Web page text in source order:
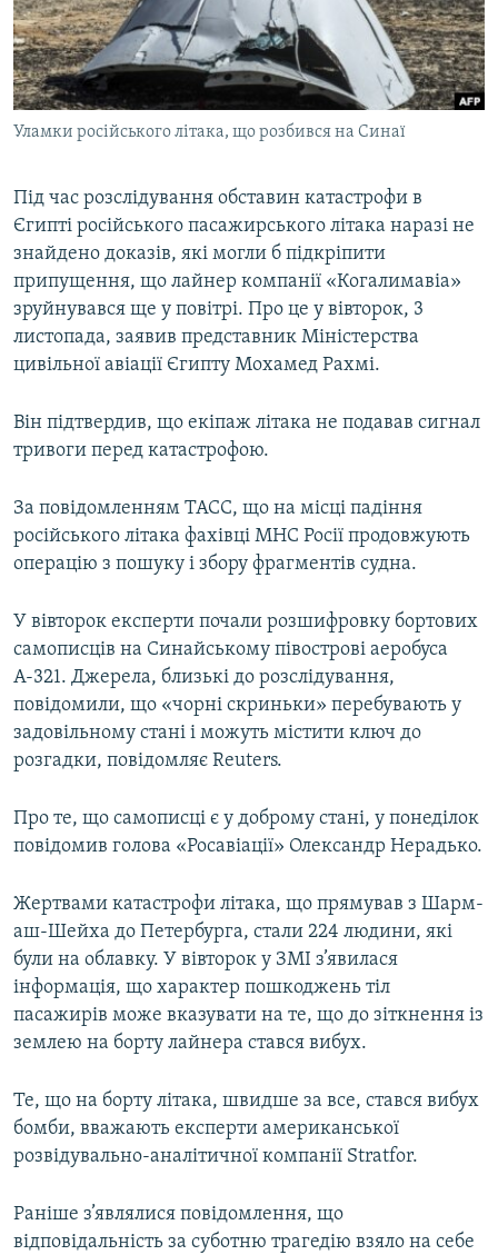
ВІДЕОУРОКИ «ELIFBE»
СВІДЧЕННЯ ОКУПАЦІЇ
УКРАЇНСЬКА ПРОБЛЕМА КРИМУ
ІНФОГРАФІКА
Русский
Qırımtatar
ДОЛУЧАЙСЯ!
Усі сайти RFE/RL
Уламки російського літака, що розбився на Синаї
Під час розслідування обставин катастрофи в
Єгипті російського пасажирського літака наразі не
знайдено доказів, які могли б підкріпити
припущення, що лайнер компанії «Когалимавіа»
зруйнувався ще у повітрі. Про це у вівторок, 3
листопада, заявив представник Міністерства
цивільної авіації Єгипту Мохамед Рахмі.
Він підтвердив, що екіпаж літака не подавав сигнал
тривоги перед катастрофою.
За повідомленням ТАСС, що на місці падіння
російського літака фахівці МНС Росії продовжують
операцію з пошуку і збору фрагментів судна.
У вівторок експерти почали розшифровку бортових
самописців на Синайському півострові аеробуса
А-321. Джерела, близькі до розслідування,
повідомили, що «чорні скриньки» перебувають у
задовільному стані і можуть містити ключ до
розгадки, повідомляє Reuters.
Про те, що самописці є у доброму стані, у понеділок
повідомив голова «Росавіації» Олександр Нерадько.
Жертвами катастрофи літака, що прямував з Шарм-
аш-Шейха до Петербурга, стали 224 людини, які
були на облавку. У вівторок у ЗМІ з’явилася
інформація, що характер пошкоджень тіл
пасажирів може вказувати на те, що до зіткнення із
землею на борту лайнера стався вибух.
Те, що на борту літака, швидше за все, стався вибух
бомби, вважають експерти американської
розвідувально-аналітичної компанії Stratfor.
Раніше з’являлися повідомлення, що
відповідальність за суботню трагедію взяло на себе